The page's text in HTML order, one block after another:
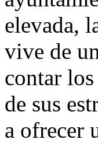
elevada,
vive de
contar
de sus
a ofrecer